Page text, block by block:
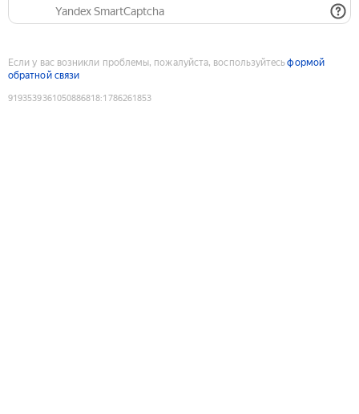
Yandex SmartCaptcha
Если у вас возникли проблемы, пожалуйста, воспользуйтесьформой
обратной связи
9193539361050886818:1786261853